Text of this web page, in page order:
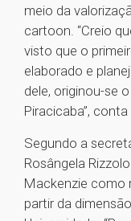
meio da
cartoon. “Creio
visto que o
elaborado e
dele, originou-se
Piracicaba”,
Segundo a
Rosângela
Mackenzie como
partir da